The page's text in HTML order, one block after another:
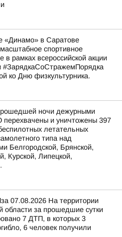
«Динамо» в Саратове
спортивное
в рамках всероссийской акции
#ЗарядкаСоСтражемПорядка
ко Дню физкультурника.
ночи дежурными
и уничтожены 397
летательных
типа над
Белгородской, Брянской,
Курской, Липецкой,
07.08.2026 На территории
области за прошедшие сутки
7 ДТП, в которых 3
6 человек получили